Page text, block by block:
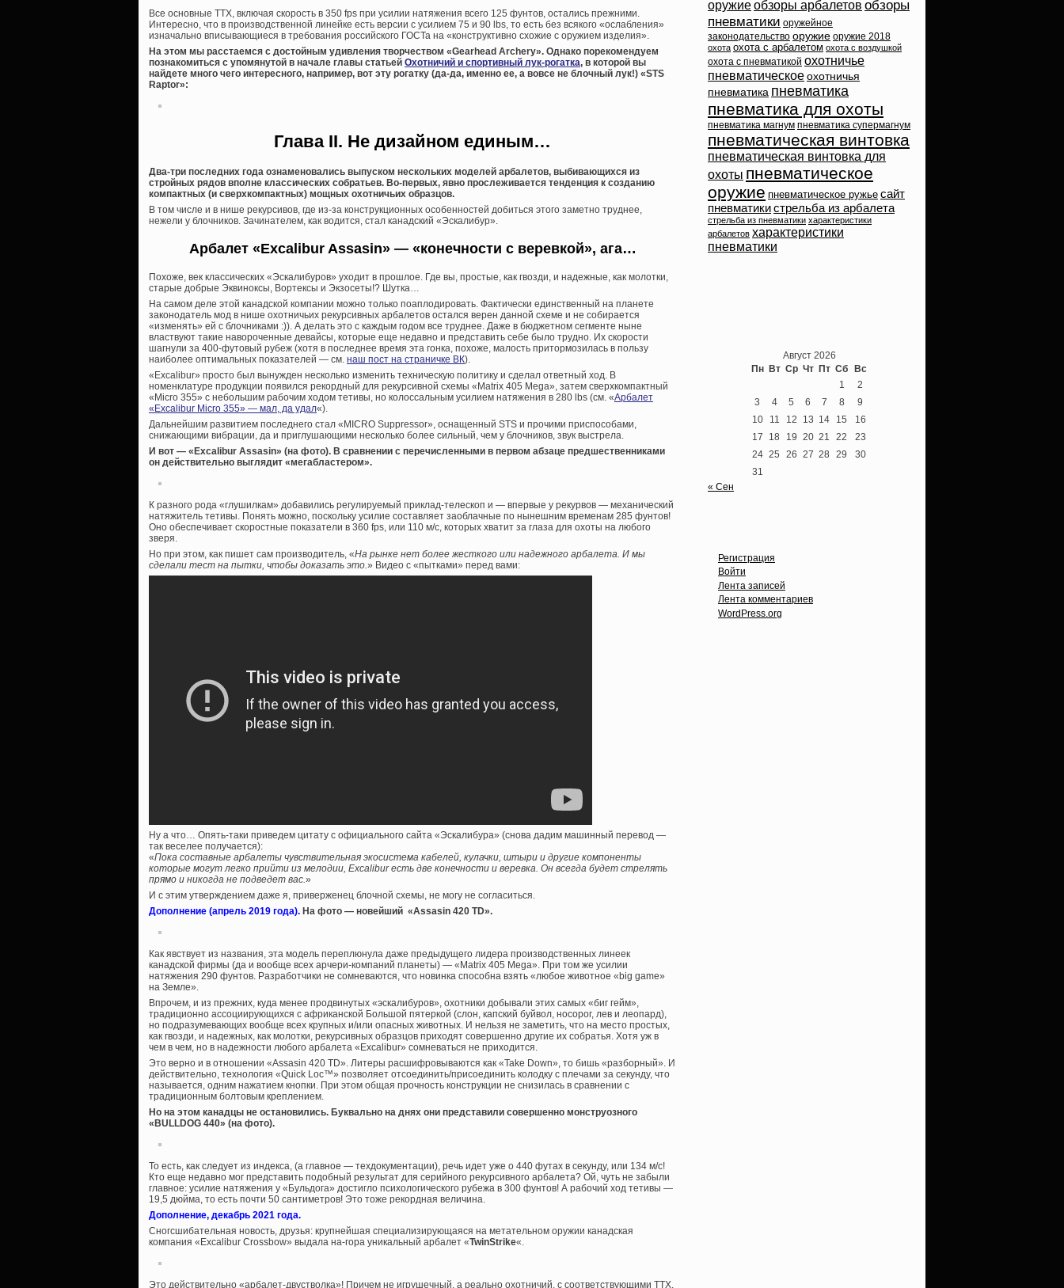
Все основные ТТХ, включая скорость в 350 fps при усилии натяжения всего 125 фунтов, остались прежними.
Интересно, что в производственной линейке есть версии с усилием 75 и 90 lbs, то есть без всякого «ослабления»
изначально вписывающиеся в требования российского ГОСТа на «конструктивно схожие с оружием изделия».
На этом мы расстаемся с достойным удивления творчеством «Gearhead Archery». Однако порекомендуем
познакомиться с упомянутой в начале главы статьей Охотничий и спортивный лук-рогатка, в которой вы
найдете много чего интересного, например, вот эту рогатку (да-да, именно ее, а вовсе не блочный лук!) «STS
Raptor»:
Глава II. Не дизайном единым…
Два-три последних года ознаменовались выпуском нескольких моделей арбалетов, выбивающихся из
стройных рядов вполне классических собратьев. Во-первых, явно прослеживается тенденция к созданию
компактных (и сверхкомпактных) мощных охотничьих образцов.
В том числе и в нише рекурсивов, где из-за конструкционных особенностей добиться этого заметно труднее,
нежели у блочников. Зачинателем, как водится, стал канадский «Эскалибур».
Арбалет «Excalibur Assasin» — «конечности с веревкой», ага…
Похоже, век классических «Эскалибуров» уходит в прошлое. Где вы, простые, как гвозди, и надежные, как молотки,
старые добрые Эквиноксы, Вортексы и Экзосеты!? Шутка…
На самом деле этой канадской компании можно только поаплодировать. Фактически единственный на планете
законодатель мод в нише охотничьих рекурсивных арбалетов остался верен данной схеме и не собирается
«изменять» ей с блочниками :)). А делать это с каждым годом все труднее. Даже в бюджетном сегменте ныне
властвуют такие навороченные девайсы, которые еще недавно и представить себе было трудно. Их скорости
шагнули за 400-футовый рубеж (хотя в последнее время эта гонка, похоже, малость притормозилась в пользу
наиболее оптимальных показателей — см. наш пост на страничке ВК).
«Excalibur» просто был вынужден несколько изменить техническую политику и сделал ответный ход. В
номенклатуре продукции появился рекордный для рекурсивной схемы «Matrix 405 Mega», затем сверхкомпактный
«Micro 355» с небольшим рабочим ходом тетивы, но колоссальным усилием натяжения в 280 lbs (см. «Арбалет
«Excalibur Micro 355» — мал, да удал«).
Дальнейшим развитием последнего стал «MICRO Suppressor», оснащенный STS и прочими приспособами,
снижающими вибрации, да и приглушающими несколько более сильный, чем у блочников, звук выстрела.
И вот — «Excalibur Assasin» (на фото). В сравнении с перечисленными в первом абзаце предшественниками
он действительно выглядит «мегабластером».
К разного рода «глушилкам» добавились регулируемый приклад-телескоп и — впервые у рекурвов — механический
натяжитель тетивы. Понять можно, поскольку усилие составляет заоблачные по нынешним временам 285 фунтов!
Оно обеспечивает скоростные показатели в 360 fps, или 110 м/с, которых хватит за глаза для охоты на любого
зверя.
Но при этом, как пишет сам производитель, «На рынке нет более жесткого или надежного арбалета. И мы
сделали тест на пытки, чтобы доказать это.» Видео с «пытками» перед вами:
Ну а что… Опять-таки приведем цитату с официального сайта «Эскалибура» (снова дадим машинный перевод —
так веселее получается):
«Пока составные арбалеты чувствительная экосистема кабелей, кулачки, штыри и другие компоненты
которые могут легко прийти из мелодии, Excalibur есть две конечности и веревка. Он всегда будет стрелять
прямо и никогда не подведет вас.»
И с этим утверждением даже я, приверженец блочной схемы, не могу не согласиться.
Дополнение (апрель 2019 года). На фото — новейший «Assasin 420 TD».
Как явствует из названия, эта модель переплюнула даже предыдущего лидера производственных линеек
канадской фирмы (да и вообще всех арчери-компаний планеты) — «Matrix 405 Mega». При том же усилии
натяжения 290 фунтов. Разработчики не сомневаются, что новинка способна взять «любое животное «big game»
на Земле».
Впрочем, и из прежних, куда менее продвинутых «эскалибуров», охотники добывали этих самых «биг гейм»,
традиционно ассоциирующихся с африканской Большой пятеркой (слон, капский буйвол, носорог, лев и леопард),
но подразумевающих вообще всех крупных и/или опасных животных. И нельзя не заметить, что на место простых,
как гвозди, и надежных, как молотки, рекурсивных образцов приходят совершенно другие их собратья. Хотя уж в
чем в чем, но в надежности любого арбалета «Excalibur» сомневаться не приходится.
Это верно и в отношении «Assasin 420 TD». Литеры расшифровываются как «Take Down», то бишь «разборный». И
действительно, технология «Quick Loc™» позволяет отсоединить/присоединить колодку с плечами за секунду, что
называется, одним нажатием кнопки. При этом общая прочность конструкции не снизилась в сравнении с
традиционным болтовым креплением.
Но на этом канадцы не остановились. Буквально на днях они представили совершенно монструозного
«BULLDOG 440» (на фото).
То есть, как следует из индекса, (а главное — техдокументации), речь идет уже о 440 футах в секунду, или 134 м/с!
Кто еще недавно мог представить подобный результат для серийного рекурсивного арбалета? Ой, чуть не забыли
главное: усилие натяжения у «Бульдога» достигло психологического рубежа в 300 фунтов! А рабочий ход тетивы —
19,5 дюйма, то есть почти 50 сантиметров! Это тоже рекордная величина.
Дополнение, декабрь 2021 года.
Сногсшибательная новость, друзья: крупнейшая специализирующаяся на метательном оружии канадская
компания «Excalibur Crossbow» выдала на-гора уникальный арбалет «TwinStrike«.
Это действительно «арбалет-двустволка»! Причем не игрушечный, а реально охотничий, с соответствующими ТТХ,
оружиеобзоры арбалетов обзоры
пневматики оружейное
законодательство оружие оружие 2018
охота охота с арбалетом охота с воздушкой
охота с пневматикой охотничье
пневматическое охотничья
пневматика пневматика
пневматика для охоты
пневматика магнум пневматика супермагнум
пневматическая винтовка
пневматическая винтовка для
охоты пневматическое
оружие пневматическое ружье сайт
пневматикистрельба из арбалета
стрельба из пневматики характеристики
арбалетов характеристики
пневматики
Август 2026
Пн Вт Ср Чт Пт Сб Вс
1
2
3
4 5 6 7 8
9
10
11 12 13 14 15
16
17
18 19 20 21 22
23
24 25 26 27 28 29
30
31
« Сен
Регистрация
Войти
Лента записей
Лента комментариев
WordPress.org